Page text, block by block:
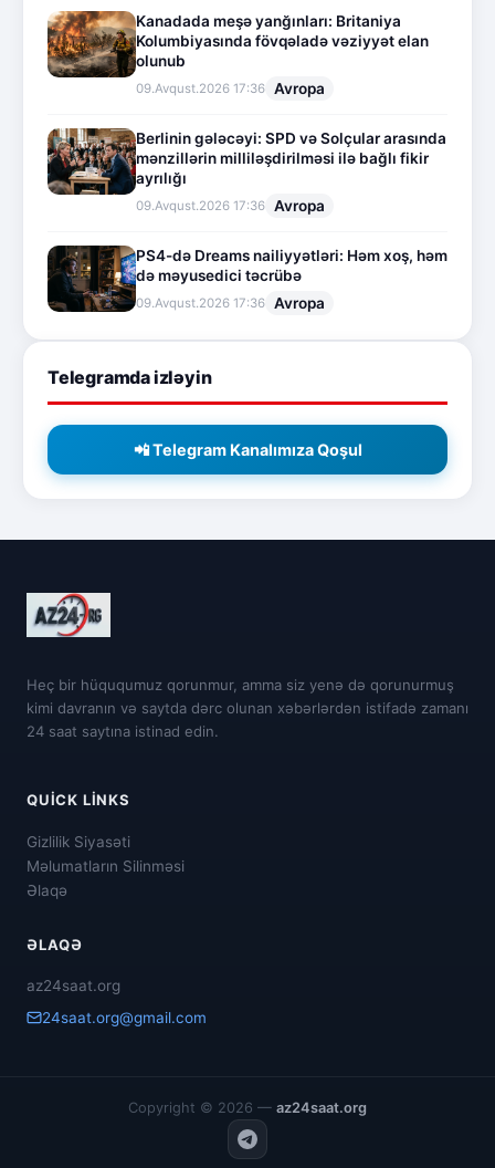
Kanadada meşə yanğınları: Britaniya
Kolumbiyasında fövqəladə vəziyyət elan
olunub
09.Avqust.2026 17:36 Avropa
Berlinin gələcəyi: SPD və Solçular arasında
mənzillərin milliləşdirilməsi ilə bağlı fikir
ayrılığı
09.Avqust.2026 17:36 Avropa
PS4-də Dreams nailiyyətləri: Həm xoş, həm
də məyusedici təcrübə
09.Avqust.2026 17:36 Avropa
Telegramda izləyin
📲 Telegram Kanalımıza Qoşul
Heç bir hüququmuz qorunmur, amma siz yenə də qorunurmuş
kimi davranın və saytda dərc olunan xəbərlərdən istifadə zamanı
24 saat saytına istinad edin.
QUICK LINKS
Gizlilik Siyasəti
Məlumatların Silinməsi
Əlaqə
ƏLAQƏ
az24saat.org
24saat.org@gmail.com
Copyright © 2026 — az24saat.org